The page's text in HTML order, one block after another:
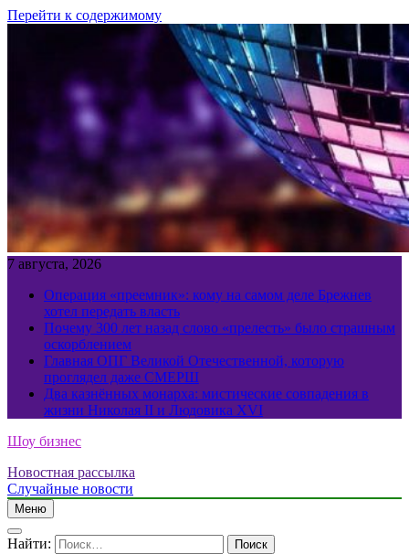
Перейти к содержимому
7 августа, 2026
Операция «преемник»: кому на самом деле Брежнев
хотел передать власть
Почему 300 лет назад слово «прелесть» было страшным
оскорблением
Главная ОПГ Великой Отечественной, которую
проглядел даже СМЕРШ
Два казнённых монарха: мистические совпадения в
жизни Николая II и Людовика XVI
Шоу бизнес
Новостная рассылка
Случайные новости
Меню
Найти: